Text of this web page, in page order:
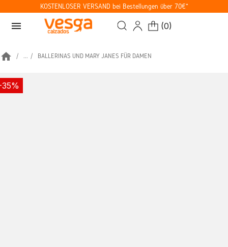
KOSTENLOSER VERSAND bei Bestellungen über 70€*
menu (0)
home ... BALLERINAS UND MARY JANES FÜR DAMEN